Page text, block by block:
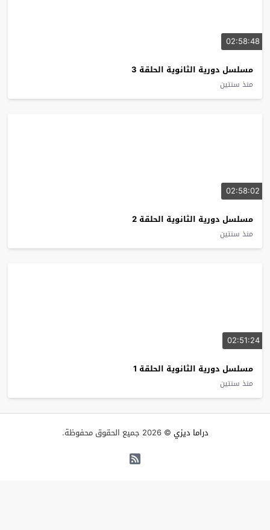
02:58:48
مسلسل دورية الثانوية الحلقة 3
منذ سنتين
02:58:02
مسلسل دورية الثانوية الحلقة 2
منذ سنتين
02:51:24
مسلسل دورية الثانوية الحلقة 1
منذ سنتين
دراما ديزي © 2026 جميع الحقوق محفوظة.